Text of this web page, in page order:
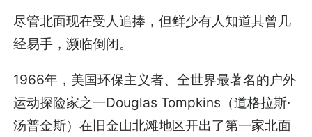
尽管北面现在受人追捧，但鲜少有人知道其曾几
经易手，濒临倒闭。
1966年，美国环保主义者、全世界最著名的户外
运动探险家之一Douglas Tompkins（道格拉斯·
汤普金斯）在旧金山北滩地区开出了第一家北面